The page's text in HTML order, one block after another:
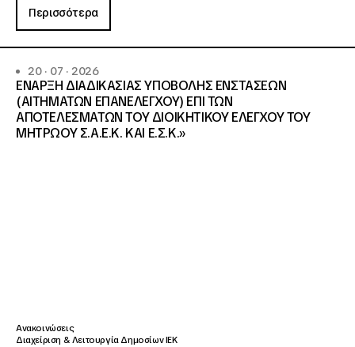
Περισσότερα
20 · 07 · 2026
ΕΝΑΡΞΗ ΔΙΑΔΙΚΑΣΙΑΣ ΥΠΟΒΟΛΗΣ ΕΝΣΤΑΣΕΩΝ
(ΑΙΤΗΜΑΤΩΝ ΕΠΑΝΕΛΕΓΧΟΥ) ΕΠΙ ΤΩΝ
ΑΠΟΤΕΛΕΣΜΑΤΩΝ ΤΟΥ ΔΙΟΙΚΗΤΙΚΟΥ ΕΛΕΓΧΟΥ ΤΟΥ
ΜΗΤΡΩΟΥ Σ.Α.Ε.Κ. ΚΑΙ Ε.Σ.Κ.»
Ανακοινώσεις
Διαχείριση & Λειτουργία Δημοσίων ΙΕΚ